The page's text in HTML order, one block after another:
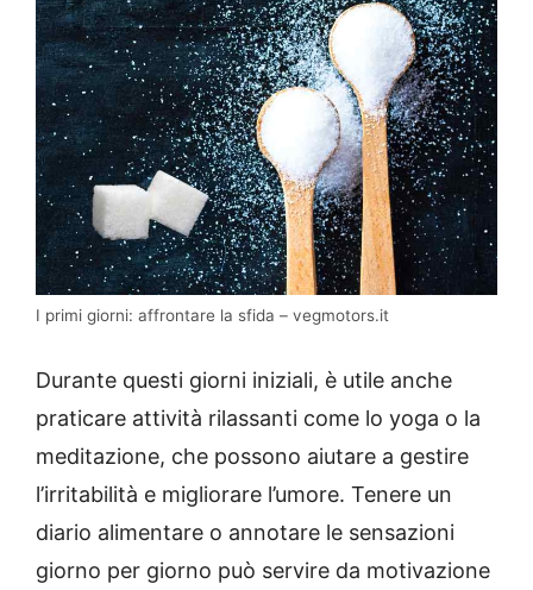
I primi giorni: affrontare la sfida – vegmotors.it
Durante questi giorni iniziali, è utile anche
praticare attività rilassanti come lo yoga o la
meditazione, che possono aiutare a gestire
l’irritabilità e migliorare l’umore. Tenere un
diario alimentare o annotare le sensazioni
giorno per giorno può servire da motivazione